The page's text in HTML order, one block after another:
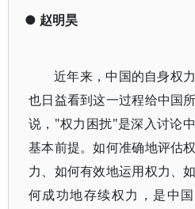
● 赵明昊
近年来，中国的自身权
也日益看到这一过程给中国
说，"权力困扰"是深入讨论
基本前提。如何准确地评估
力、如何有效地运用权力、
何成功地存续权力，是中